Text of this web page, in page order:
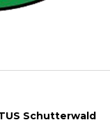
Schutterwald